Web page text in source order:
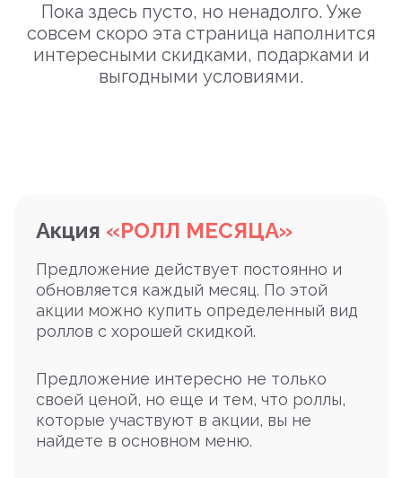
Пока здесь пусто, но ненадолго. Уже
совсем скоро эта страница наполнится
интересными скидками, подарками и
выгодными условиями.
Акция «РОЛЛ МЕСЯЦА»
Предложение действует постоянно и
обновляется каждый месяц. По этой
акции можно купить определенный вид
роллов с хорошей скидкой.
Предложение интересно не только
своей ценой, но еще и тем, что роллы,
которые участвуют в акции, вы не
найдете в основном меню.